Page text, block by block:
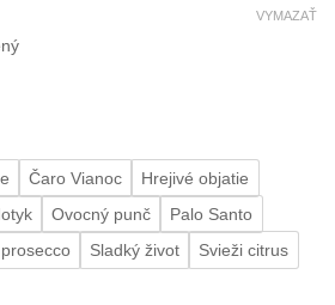
Čaro Vianoc
Hrejivé objatie
Ovocný punč
Palo Santo
Sladký život Svieži citrus
VYMAZAŤ
character